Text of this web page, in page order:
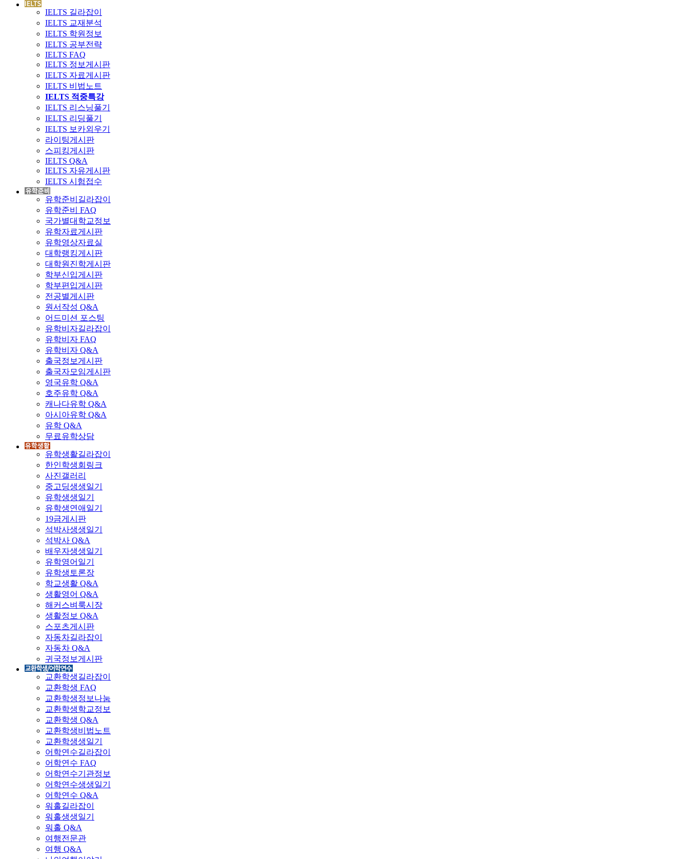
IELTS 길라잡이
IELTS 교재분석
IELTS 학원정보
IELTS 공부전략
IELTS FAQ
IELTS 정보게시판
IELTS 자료게시판
IELTS 비법노트
IELTS 적중특강
IELTS 리스닝풀기
IELTS 리딩풀기
IELTS 보카외우기
라이팅게시판
스피킹게시판
IELTS Q&A
IELTS 자유게시판
IELTS 시험접수
유학준비길라잡이
유학준비 FAQ
국가별대학교정보
유학자료게시판
유학영상자료실
대학랭킹게시판
대학원진학게시판
학부신입게시판
학부편입게시판
전공별게시판
원서작성 Q&A
어드미션 포스팅
유학비자길라잡이
유학비자 FAQ
유학비자 Q&A
출국정보게시판
출국자모임게시판
영국유학 Q&A
호주유학 Q&A
캐나다유학 Q&A
아시아유학 Q&A
유학 Q&A
무료유학상담
유학생활길라잡이
한인학생회링크
사진갤러리
중고딩생생일기
유학생생일기
유학생연애일기
19금게시판
석박사생생일기
석박사 Q&A
배우자생생일기
유학영어일기
유학생토론장
학교생활 Q&A
생활영어 Q&A
해커스벼룩시장
생활정보 Q&A
스포츠게시판
자동차길라잡이
자동차 Q&A
귀국정보게시판
교환학생길라잡이
교환학생 FAQ
교환학생정보나눔
교환학생학교정보
교환학생 Q&A
교환학생비법노트
교환학생생일기
어학연수길라잡이
어학연수 FAQ
어학연수기관정보
어학연수생생일기
어학연수 Q&A
워홀길라잡이
워홀생생일기
워홀 Q&A
여행전문관
여행 Q&A